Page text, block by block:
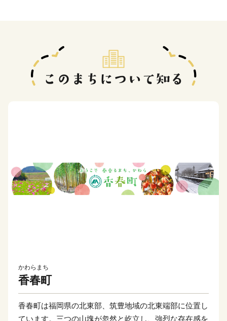
かわらまち
香春町
香春町は福岡県の北東部、筑豊地域の北東端部に位置し
ています。三つの山塊が忽然と屹立し、強烈な存在感を